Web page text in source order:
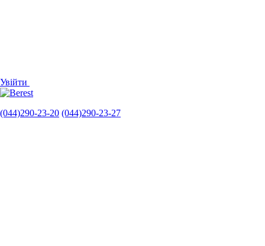
Увійти
(044)290-23-20 (044)290-23-27